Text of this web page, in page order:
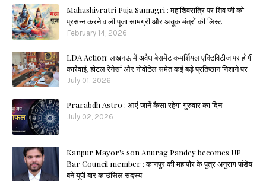
Mahashivratri Puja Samagri : महाशिवरात्रि पर शिव जी को
प्रसन्न करने वाली पूजा सामग्री और अचूक मंत्रों की लिस्ट
February 14, 2026
LDA Action: लखनऊ में अवैध बेसमेंट कमर्शियल एक्टिविटीज पर होगी
कार्रवाई, होटल रेनेसां और नोवोटेल समेत कई बड़े प्रतिष्ठान निशाने पर
July 01, 2026
Prarabdh Astro : आएं जानें कैसा रहेगा गुरुवार का दिन
July 02, 2026
Kanpur Mayor's son Anurag Pandey becomes UP
Bar Council member : कानपुर की महापौर के पुत्र अनुराग पांडेय
बने यूपी बार काउंसिल सदस्य